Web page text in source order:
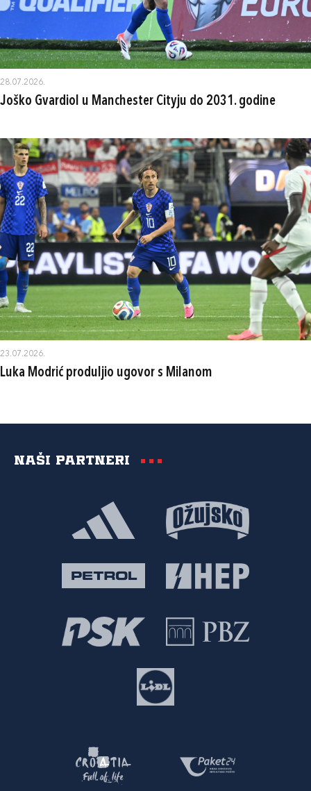
28.07.2026.
Joško Gvardiol u Manchester Cityju do 2031. godine
23.07.2026.
Luka Modrić produljio ugovor s Milanom
Naši partneri